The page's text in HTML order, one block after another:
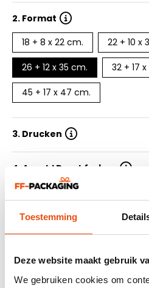
Toestemming
Deze website maakt gebruik
We gebruiken cookies om
2. Format
18 + 8 x 22 cm.
22 + 10 x
26 + 12 x 35 cm. 32 + 17
45 + 17 x 47 cm.
3. Drucken
4. Anzahl Druckfarben
5. Auflage
6. Lieferzeit